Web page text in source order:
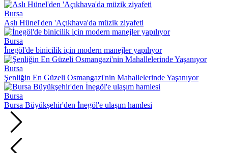
Bursa
Aslı Hünel'den 'Açıkhava'da müzik ziyafeti
Bursa
İnegöl'de binicilik için modern manejler yapılıyor
Bursa
Şenliğin En Güzeli Osmangazi'nin Mahallelerinde Yaşanıyor
Bursa
Bursa Büyükşehir'den İnegöl'e ulaşım hamlesi